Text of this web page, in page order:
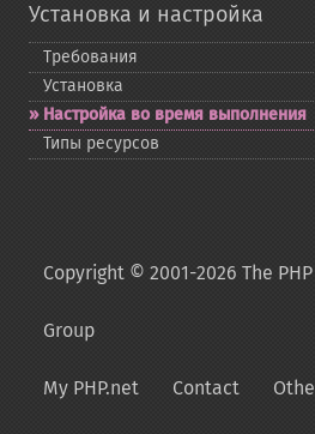
Установка и настройка
Требования
Установка
Настройка во время выполнения
Типы ресурсов
Copyright © 2001-2026 The
Group
My PHP.net Contact